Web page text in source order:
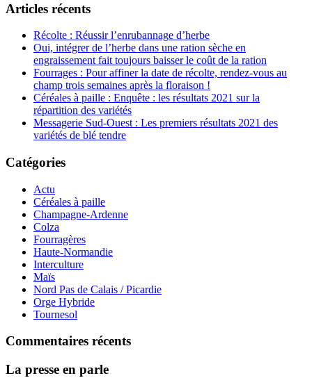
Articles récents
Récolte : Réussir l’enrubannage d’herbe
Oui, intégrer de l’herbe dans une ration sèche en
engraissement fait toujours baisser le coût de la ration
Fourrages : Pour affiner la date de récolte, rendez-vous au
champ trois semaines après la floraison !
Céréales à paille : Enquête : les résultats 2021 sur la
répartition des variétés
Messagerie Sud-Ouest : Les premiers résultats 2021 des
variétés de blé tendre
Catégories
Actu
Céréales à paille
Champagne-Ardenne
Colza
Fourragères
Haute-Normandie
Interculture
Maïs
Nord Pas de Calais / Picardie
Orge Hybride
Tournesol
Commentaires récents
La presse en parle